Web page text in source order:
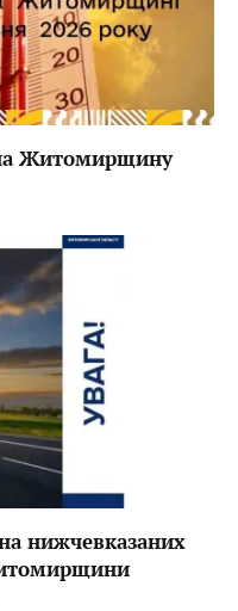
Житомирщину
нижчевказаних